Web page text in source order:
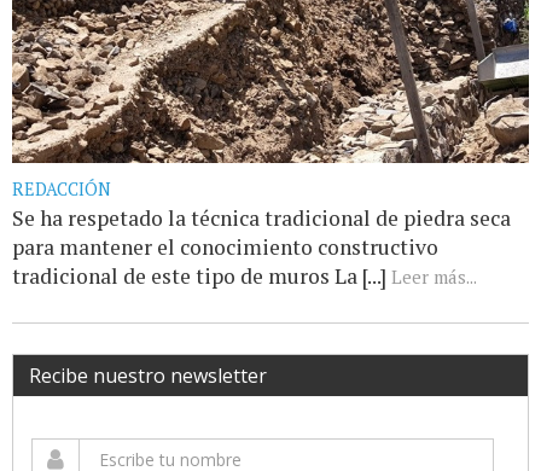
REDACCIÓN
Se ha respetado la técnica tradicional de piedra seca
para mantener el conocimiento constructivo
tradicional de este tipo de muros La [...] Leer más...
Recibe nuestro newsletter